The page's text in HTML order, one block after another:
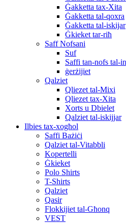
Ġakketta tax-Xita
Ġakketta tal-qoxra
Ġakketta tal-iskijar
Ġkieket tar-riħ
Saff Nofsani
Suf
Saffi tan-nofs tal-
ġerżijiet
Qalziet
Qliezet tal-Mixi
Qliezet tax-Xita
Xorts u Dbielet
Qalziet tal-iskijjar
Ilbies tax-xogħol
Saffi Bażiċi
Qalziet tal-Vitabbli
Kopertelli
Ġkieket
Polo Shirts
T-Shirts
Qalziet
Qasir
Flokkijiet tal-Għonq
VEST